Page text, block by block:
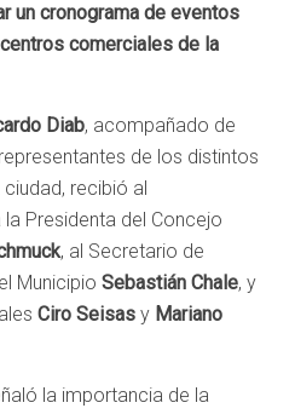
un cronograma de eventos
comerciales de la
Diab, acompañado de
de los distintos
recibió al
la Presidenta del Concejo
, al Secretario de
Municipio Sebastián Chale, y
Ciro Seisas y Mariano
la importancia de la